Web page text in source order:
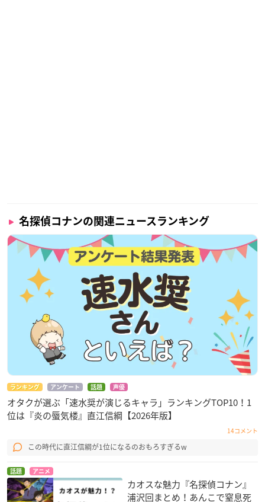
名探偵コナンの関連ニュースランキング
ランキング アンケート 話題 声優
オタクが選ぶ「速水奨が演じるキャラ」ランキングTOP10！1
位は『炎の蜃気楼』直江信綱【2026年版】
14コメント
この時代に直江信綱が1位になるのおもろすぎるw
話題 アニメ
カオスな魅力『名探偵コナン』
浦沢回まとめ！あんこで窒息死